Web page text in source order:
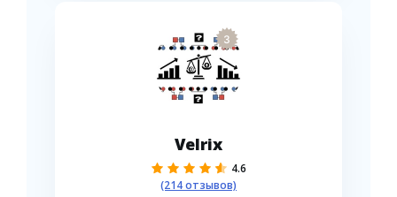
3
Velrix
4.6
(214 отзывов)